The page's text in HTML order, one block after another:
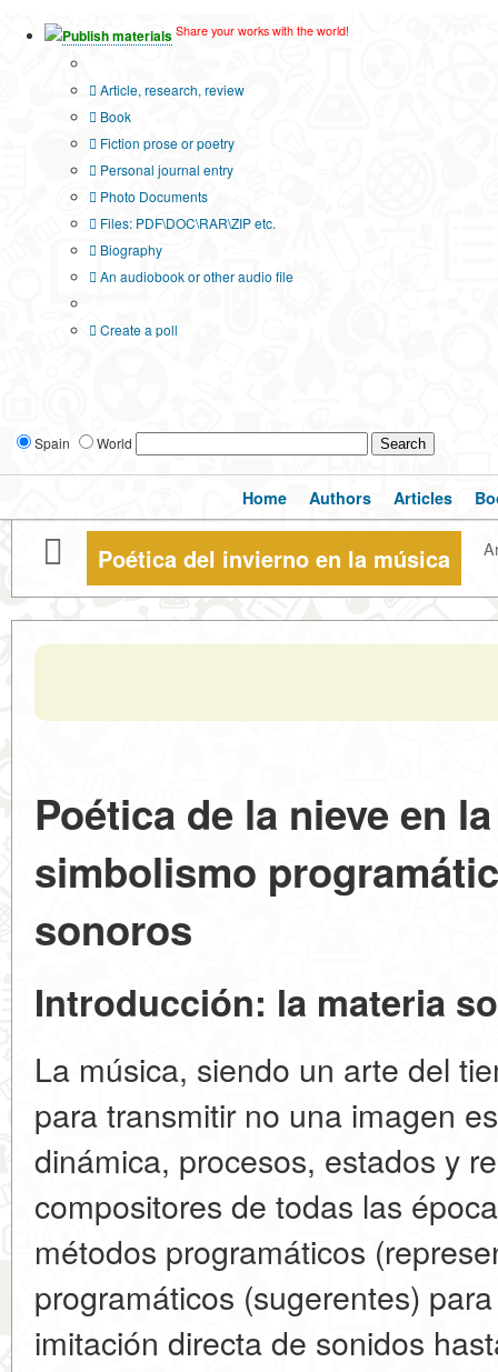
Publish materials Share your works with the world!
Article, research, review
Book
Fiction prose or poetry
Personal journal entry
Photo Documents
Files: PDF\DOC\RAR\ZIP etc.
Biography
An audiobook or other audio file
Create a poll
Spain World
Home Authors Articles
Poética del invierno en la música
Poética de la nieve en
simbolismo
sonoros
Introducción: la materia
La música, siendo un arte del
para transmitir no una imagen
dinámica, procesos, estados y
compositores de todas las
métodos programáticos
programáticos (sugerentes)
imitación directa de sonidos